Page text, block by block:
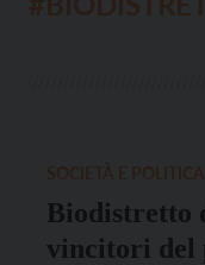
Biodistretto
vincitori del